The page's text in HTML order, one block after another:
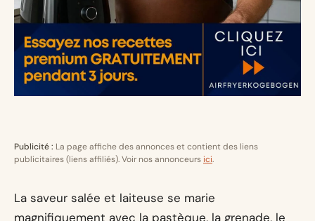
Publicité : La page affiche des annonces et contient des liens
publicitaires (liens affiliés). Voir nos annonceurs ici.
La saveur salée et laiteuse se marie
magnifiquement avec la pastèque, la grenade, le